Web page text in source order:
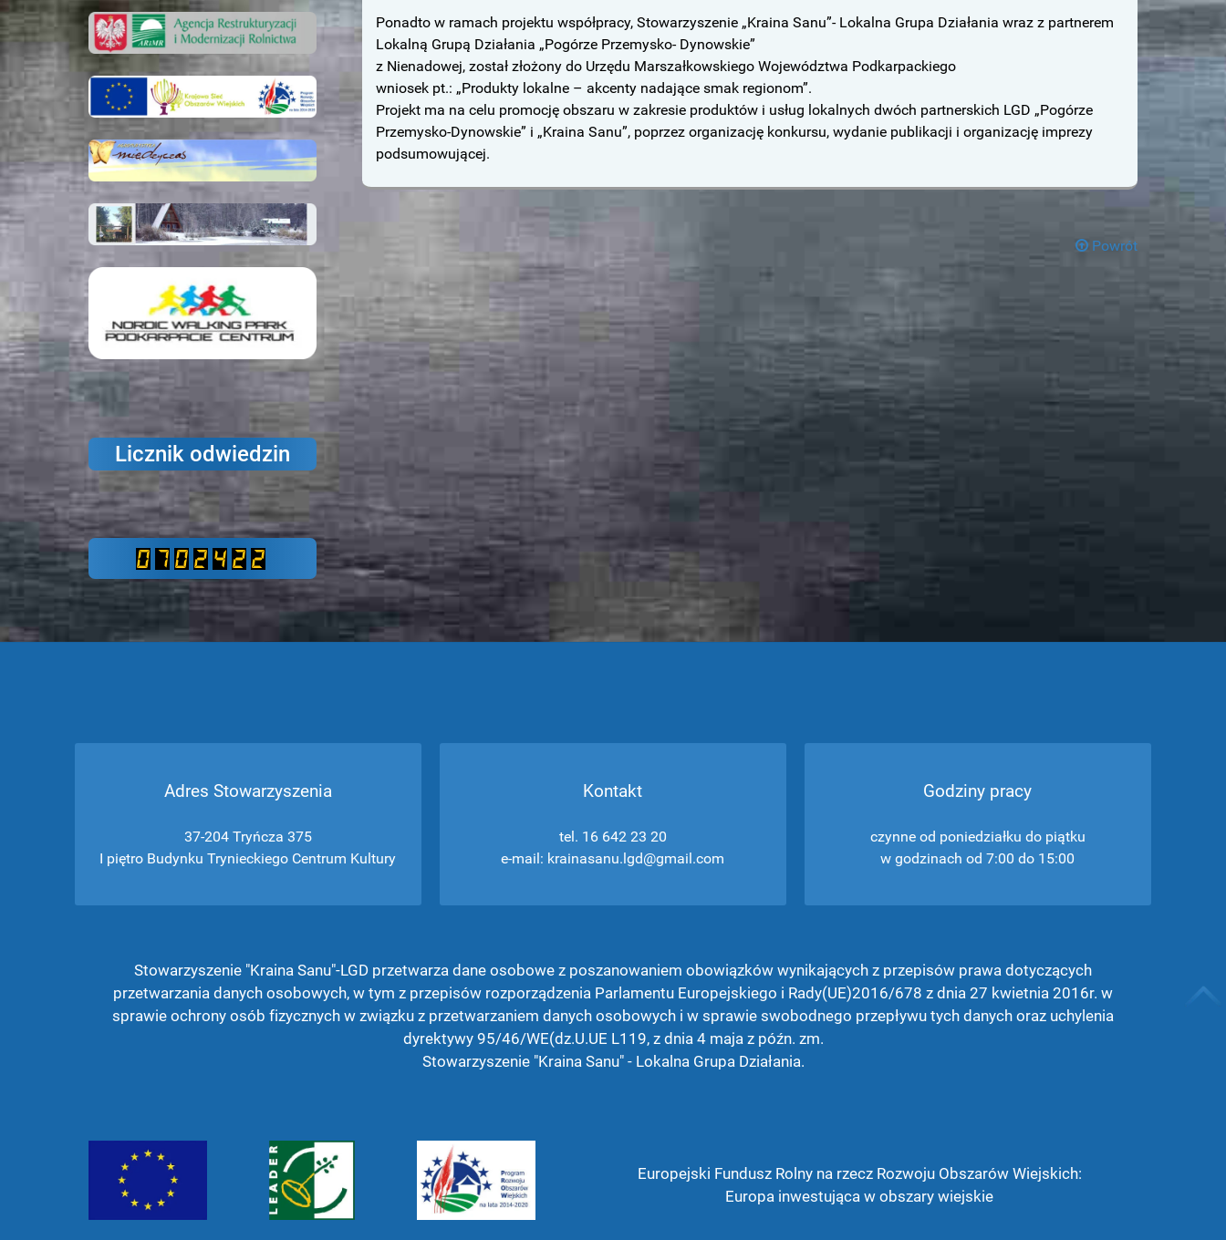
Licznik odwiedzin
Ponadto w ramach projektu współpracy, Stowarzyszenie „Kraina Sanu”- Lokalna Grupa Działania wraz z partnerem
Lokalną Grupą Działania „Pogórze Przemysko- Dynowskie”
z Nienadowej, został złożony do Urzędu Marszałkowskiego Województwa Podkarpackiego
wniosek pt.: „Produkty lokalne – akcenty nadające smak regionom”.
Projekt ma na celu promocję obszaru w zakresie produktów i usług lokalnych dwóch partnerskich LGD „Pogórze
Przemysko-Dynowskie” i „Kraina Sanu”, poprzez organizację konkursu, wydanie publikacji i organizację imprezy
podsumowującej.
Powrót
Adres Stowarzyszenia
37-204 Tryńcza 375
I piętro Budynku Trynieckiego Centrum Kultury
Kontakt
tel. 16 642 23 20
e-mail: krainasanu.lgd@gmail.com
Godziny pracy
czynne od poniedziałku do piątku
w godzinach od 7:00 do 15:00
Stowarzyszenie "Kraina Sanu"-LGD przetwarza dane osobowe z poszanowaniem obowiązków wynikających z przepisów prawa dotyczących
przetwarzania danych osobowych, w tym z przepisów rozporządzenia Parlamentu Europejskiego i Rady(UE)2016/678 z dnia 27 kwietnia 2016r. w
sprawie ochrony osób fizycznych w związku z przetwarzaniem danych osobowych i w sprawie swobodnego przepływu tych danych oraz uchylenia
dyrektywy 95/46/WE(dz.U.UE L119, z dnia 4 maja z późn. zm.
Stowarzyszenie "Kraina Sanu" - Lokalna Grupa Działania.
Europejski Fundusz Rolny na rzecz Rozwoju Obszarów Wiejskich:
Europa inwestująca w obszary wiejskie